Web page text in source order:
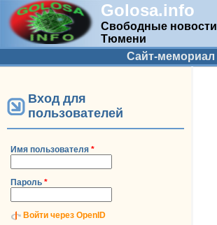
Golosa.info
Свободные новости
Тюмени
Дополнительное меню
Сайт-мемориал
Вход для
пользователей
Имя пользователя *
Пароль *
Войти через OpenID